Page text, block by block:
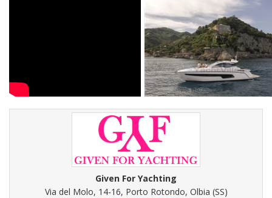
Given For Yachting
Via del Molo, 14-16, Porto Rotondo, Olbia (SS)